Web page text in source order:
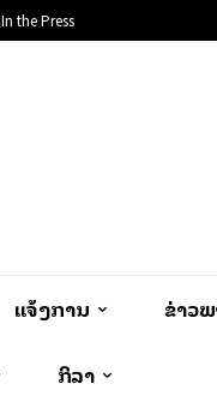
In the Press
ແຈ້ງການ ຂ່າວ
ກິລາ